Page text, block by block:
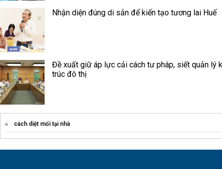
Nhận diện đúng di sản để kiến tạo tương lai Huế
Đề xuất giữ áp lực cải cách tư pháp, siết quản lý
trúc đô thị
cách diệt mối tại nhà